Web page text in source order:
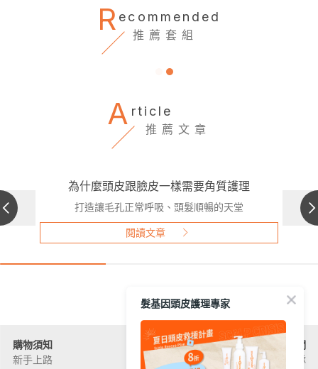
R ecommended
推薦套組
A rticle
推薦文章
為什麼頭皮跟臉皮一樣需要角質護理
打造讓毛孔正常呼吸、頭髮順暢的天堂
閱讀文章
購物須知
新手上路
關於髮基因
品牌故事
聯絡我們
加入團隊
髮基因頭皮護理專家